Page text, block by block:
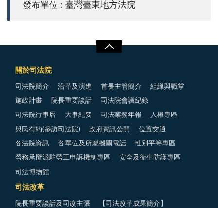
發布單位 : 臺灣臺東地方法院
關於司法院
司法院簡介 沿革及演進 首長主管簡介 組織與職掌
施政計畫 院長重要談話 司法院會議紀錄
司法院行事曆 大事紀要 司法業務年報 人權專區
與民有約(參訪司法院) 政府資訊公開 位置交通
各法院資訊 各單位及所屬機關電話 性別平等專區
勞務承攬派駐勞工申訴機制專區 安全及衛生防護專區
司法博物館
司法改革
院長重要談話及司改主張 【司法改革成果簡介】